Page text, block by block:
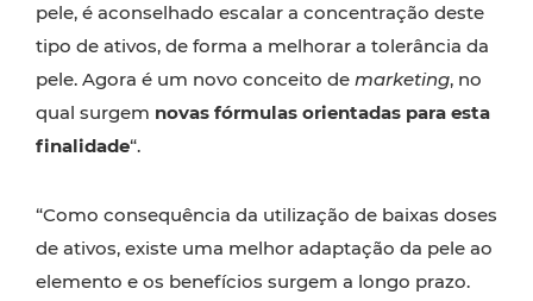
pele, é aconselhado escalar a concentração deste
tipo de ativos, de forma a melhorar a tolerância da
pele. Agora é um novo conceito de marketing, no
qual surgem novas fórmulas orientadas para esta
finalidade“.
“Como consequência da utilização de baixas doses
de ativos, existe uma melhor adaptação da pele ao
elemento e os benefícios surgem a longo prazo.